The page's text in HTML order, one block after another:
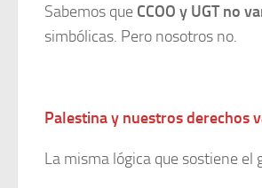
Sabemos que CCOO y UGT no
simbólicas. Pero nosotros no.
Palestina y nuestros derechos
La misma lógica que sostiene el